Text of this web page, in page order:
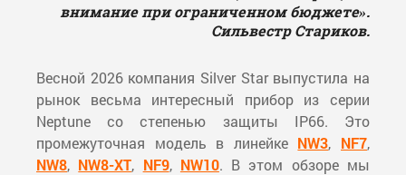
внимание при ограниченном бюджете».
Сильвестр Стариков.
Весной 2026 компания Silver Star выпустила на
рынок весьма интересный прибор из серии
Neptune со степенью защиты IP66. Это
промежуточная модель в линейке NW3, NF7,
NW8, NW8-XT, NF9, NW10. В этом обзоре мы